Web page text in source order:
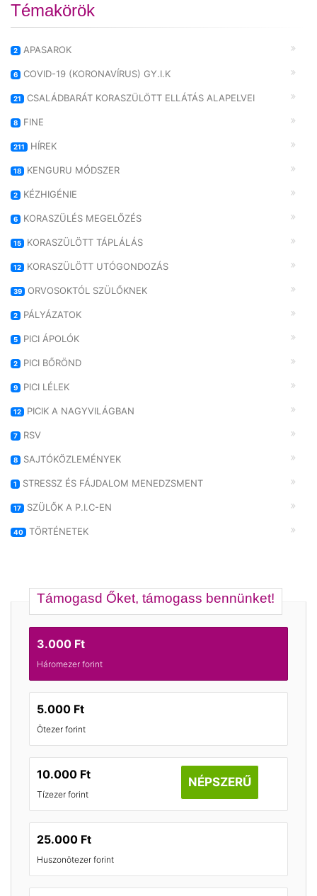
Témakörök
2 APASAROK
6 COVID-19 (KORONAVÍRUS) GY.I.K
21 CSALÁDBARÁT KORASZÜLÖTT ELLÁTÁS ALAPELVEI
8 FINE
211 HÍREK
18 KENGURU MÓDSZER
2 KÉZHIGÉNIE
6 KORASZÜLÉS MEGELŐZÉS
15 KORASZÜLÖTT TÁPLÁLÁS
12 KORASZÜLÖTT UTÓGONDOZÁS
39 ORVOSOKTÓL SZÜLŐKNEK
2 PÁLYÁZATOK
5 PICI ÁPOLÓK
2 PICI BŐRÖND
9 PICI LÉLEK
12 PICIK A NAGYVILÁGBAN
7 RSV
8 SAJTÓKÖZLEMÉNYEK
1 STRESSZ ÉS FÁJDALOM MENEDZSMENT
17 SZÜLŐK A P.I.C-EN
40 TÖRTÉNETEK
Támogasd Őket, támogass bennünket!
3.000 Ft
Háromezer forint
5.000 Ft
Ötezer forint
NÉPSZERŰ
10.000 Ft
Tízezer forint
25.000 Ft
Huszonötezer forint